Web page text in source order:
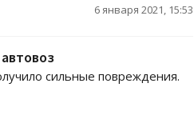
6 января 2021, 15:53
сильные повреждения.